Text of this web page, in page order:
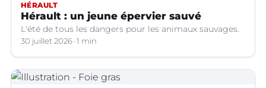
HÉRAULT
Hérault : un jeune épervier sauvé
L'été de tous les dangers pour les animaux sauvages.
30 juillet 2026 1 min